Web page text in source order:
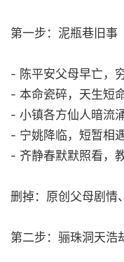
第一步：泥瓶巷旧事
- 陈平安父母早亡，
- 本命瓷碎，天生短
- 小镇各方仙人暗流
- 宁姚降临，短暂相
- 齐静春默默照看，
删掉：原创父母剧情
第二步：骊珠洞天浩